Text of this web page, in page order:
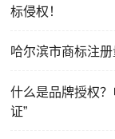
标侵权！
哈尔滨市商标注
什么是品牌授权
证”